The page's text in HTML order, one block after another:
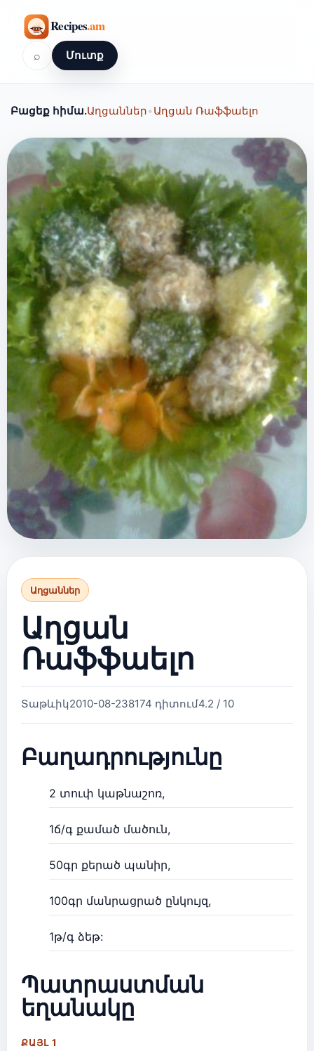
⌕ Մուտք
Բացեք հիմա.Աղցաններ•Աղցան Ռաֆֆաելո
Աղցաններ
Աղցան
Ռաֆֆաելո
Տաթևիկ2010-08-238174 դիտում4.2 / 10
Բաղադրությունը
2 տուփ կաթնաշոռ,
1ճ/գ քամած մածուն,
50գր քերած պանիր,
100գր մանրացրած ընկույզ,
1թ/գ ձեթ:
Պատրաստման
եղանակը
ՔԱՅԼ 1